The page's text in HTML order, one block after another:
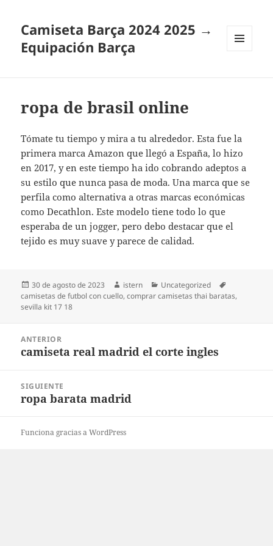
Camiseta Barça 2024 2025 →
Equipación Barça
ropa de brasil online
Tómate tu tiempo y mira a tu alrededor. Esta fue la
primera marca Amazon que llegó a España, lo hizo
en 2017, y en este tiempo ha ido cobrando adeptos a
su estilo que nunca pasa de moda. Una marca que se
perfila como alternativa a otras marcas económicas
como Decathlon. Este modelo tiene todo lo que
esperaba de un jogger, pero debo destacar que el
tejido es muy suave y parece de calidad.
Publicado
el
30 de agosto de 2023 Autor
istern Categorías
Uncategorized
camisetas de futbol con cuello,comprar camisetas thai baratas,
sevilla kit 17 18
entradas
ANTERIOR
Entrada
camiseta real madrid el corte ingles
SIGUIENTE
Entrada
ropa barata madrid
Funciona gracias a WordPress